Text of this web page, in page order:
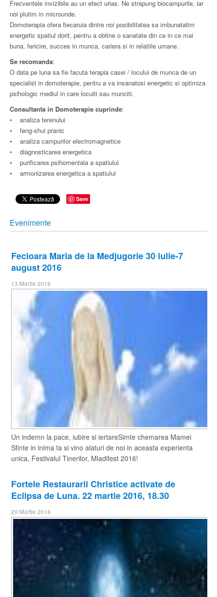
Frecventele invizibile au un efect urias. Ne strapung biocampurile, iar
noi plutim in microunde.
Domoterapia ofera fiecaruia dintre noi posibilitatea sa imbunatatim
energetic spatiul dorit, pentru a obtine o sanatate din ce in ce mai
buna, fericire, succes in munca, cariera si in relatiile umane.
Se recomanda:
O data pe luna sa fie facuta terapia casei / locului de munca de un
specialist in domoterapie, pentru a va insanatosi energetic si optimiza
psihologic mediul in care locuiti sau munciti.
Consultanta in Domoterapie cuprinde:
• analiza terenului
• feng-shui pranic
• analiza campurilor electromagnetice
• diagnosticarea energetica
• purificarea psihomentala a spatiului
• armonizarea energetica a spatiului
Save
Evenimente
Fecioara Maria de la Medjugorie 30 iulie-7
august 2016
13 Martie 2016
Un indemn la pace, iubire si iertareSimte chemarea Mamei
Sfinte in inima ta si vino alaturi de noi in aceasta experienta
unica, Festivalul Tinerilor, Mladifest 2016!
Fortele Restaurarii Christice activate de
Eclipsa de Luna. 22 martie 2016, 18.30
20 Martie 2016